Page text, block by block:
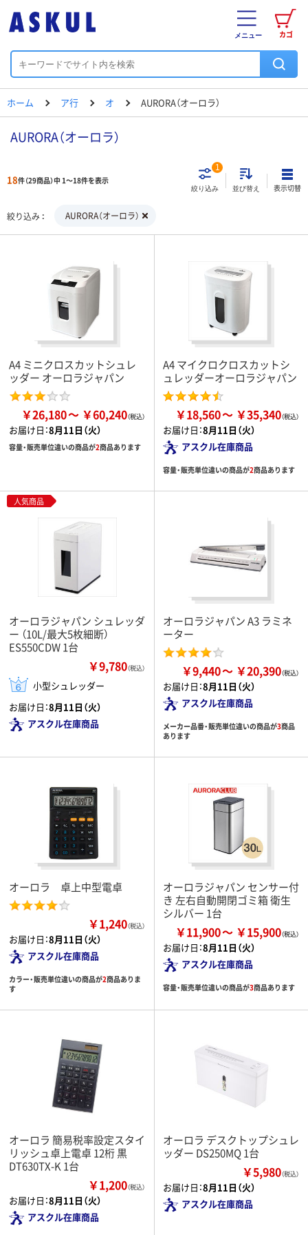
カゴ
メニュー
ホーム ア行 オ AURORA（オーロラ）
AURORA（オーロラ）
18件（29商品）中 1～18件を表示
絞り込み
1
並び替え 表示切替
絞り込み AURORA（オーロラ）
A4 ミニクロスカットシュレ
ッダー オーロラジャパン
￥26,180 ￥60,240
お届け日：8月11日（火）
容量・販売単位違いの商品が2商品あります
A4 マイクロクロスカットシ
ュレッダーオーロラジャパン
￥18,560 ￥35,340
お届け日：8月11日（火）
アスクル在庫商品
容量・販売単位違いの商品が2商品あります
人気商品
オーロラジャパン シュレッダ
ー （10L/最大5枚細断）
ES550CDW 1台
￥9,780（税込）
小型シュレッダー
お届け日：8月11日（火）
アスクル在庫商品
オーロラジャパン A3 ラミネ
ーター
￥9,440 ￥20,390
お届け日：8月11日（火）
アスクル在庫商品
メーカー品番・販売単位違いの商品が3商品
あります
オーロラ 卓上中型電卓
￥1,240（税込）
お届け日：8月11日（火）
アスクル在庫商品
カラー・販売単位違いの商品が2商品ありま
す
オーロラジャパン センサー付
き 左右自動開閉ゴミ箱 衛生
シルバー 1台
￥11,900 ￥15,900
お届け日：8月11日（火）
アスクル在庫商品
容量・販売単位違いの商品が3商品あります
オーロラ 簡易税率設定スタイ
リッシュ卓上電卓 12桁 黒
DT630TX-K 1台
￥1,200（税込）
お届け日：8月11日（火）
アスクル在庫商品
オーロラ デスクトップシュレ
ッダー DS250MQ 1台
￥5,980（税込）
お届け日：8月11日（火）
アスクル在庫商品